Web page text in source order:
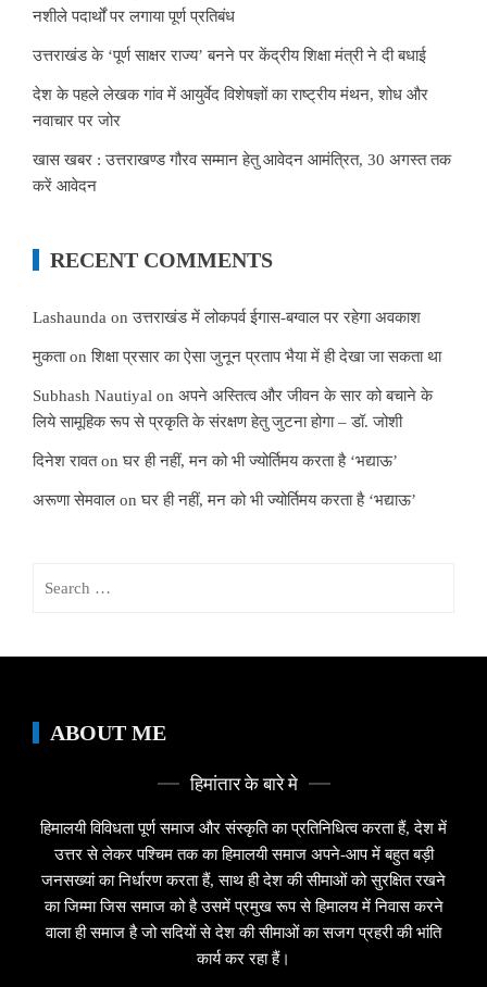
नशीले पदार्थों पर लगाया पूर्ण प्रतिबंध
उत्तराखंड के ‘पूर्ण साक्षर राज्य’ बनने पर केंद्रीय शिक्षा मंत्री ने दी बधाई
देश के पहले लेखक गांव में आयुर्वेद विशेषज्ञों का राष्ट्रीय मंथन, शोध और
नवाचार पर जोर
खास खबर : उत्तराखण्ड गौरव सम्मान हेतु आवेदन आमंत्रित, 30 अगस्त तक
करें आवेदन
RECENT COMMENTS
Lashaunda onउत्तराखंड में लोकपर्व ईगास-बग्वाल पर रहेगा अवकाश
मुकताonशिक्षा प्रसार का ऐसा जुनून प्रताप भैया में ही देखा जा सकता था
Subhash Nautiyal on अपने अस्तित्व और जीवन के सार को बचाने के
लिये सामूहिक रूप से प्रकृति के संरक्षण हेतु जुटना होगा – डॉ. जोशी
दिनेश रावतonघर ही नहीं, मन को भी ज्योर्तिमय करता है ‘भद्याऊ’
अरूणा सेमवाल onघर ही नहीं, मन को भी ज्योर्तिमय करता है ‘भद्याऊ’
ABOUT ME
हिमांतार के बारे मे
हिमालयी विविधता पूर्ण समाज और संस्कृति का प्रतिनिधित्व करता हैं, देश में
उत्तर से लेकर पश्चिम तक का हिमालयी समाज अपने-आप में बहुत बड़ी
जनसख्यां का निर्धारण करता हैं, साथ ही देश की सीमाओं को सुरक्षित रखने
का जिम्मा जिस समाज को है उसमें प्रमुख रूप से हिमालय में निवास करने
वाला ही समाज है जो सदियों से देश की सीमाओं का सजग प्रहरी की भांति
कार्य कर रहा हैं।